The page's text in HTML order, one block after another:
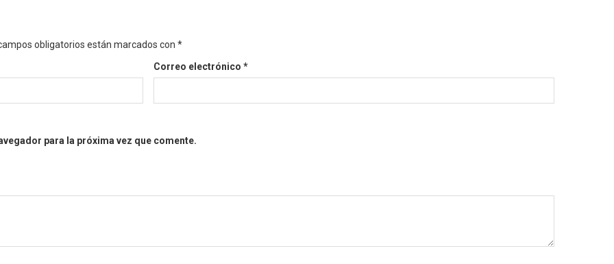
campos obligatorios están marcados con *
Correo electrónico *
para la próxima vez que comente.